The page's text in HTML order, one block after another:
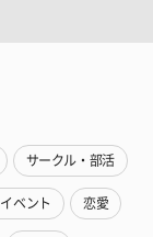
サークル・部活
ベント 恋愛